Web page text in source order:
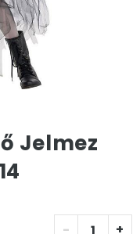
Jelmez
- +